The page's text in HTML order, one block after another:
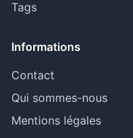
Tags
Informations
Contact
Qui sommes-nous
Mentions légales